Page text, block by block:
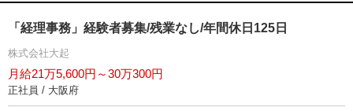
「経理事務」経験者募集/残業なし/年間休日125日
株式会社大起
月給21万5,600円～30万300円
正社員 / 大阪府